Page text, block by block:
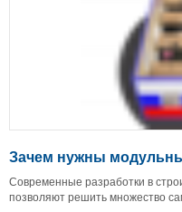
Зачем нужны
Современные разработки в
позволяют решить множество